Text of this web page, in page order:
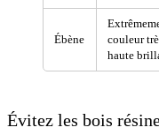
Ébène
couleur
haute
Évitez les bois